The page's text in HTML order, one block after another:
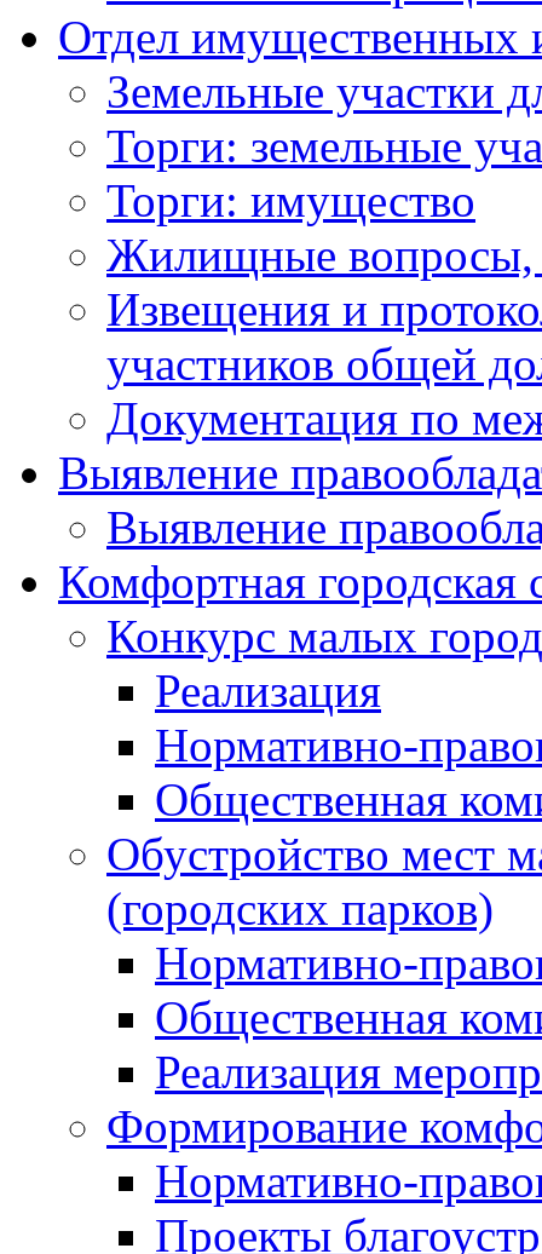
Отдел имущественных
Земельные участки
Торги: земельные
Торги: имущество
Жилищные вопросы,
Извещения и
участников общей
Документация по
Выявление
Выявление
Комфортная городская
Конкурс малых
Реализация
Нормативно-
Общественная
Обустройство мест
(городских парков)
Нормативно-
Общественная
Реализация
Формирование
Нормативно-
Проекты